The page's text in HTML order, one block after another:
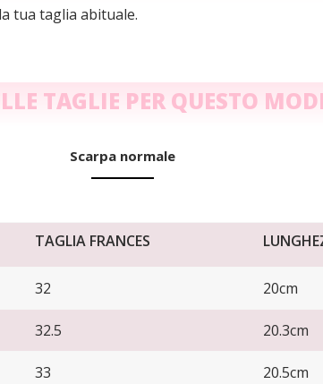
tua taglia abituale.
TAGLIE PER QUESTO
Scarpa normale
TAGLIA FRANCES
32 20cm
32.5 20.3cm
33 20.5cm